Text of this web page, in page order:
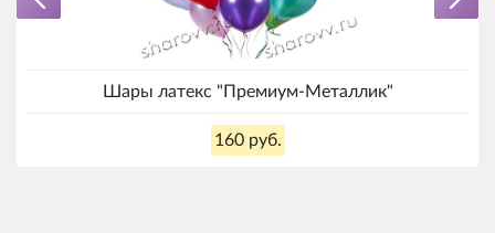
Шары латекс "Премиум-Металлик"
160 руб.